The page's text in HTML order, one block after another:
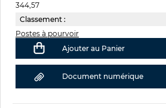
344,57
Classement :
Postes à pourvoir
Ajouter au Panier
Document numérique